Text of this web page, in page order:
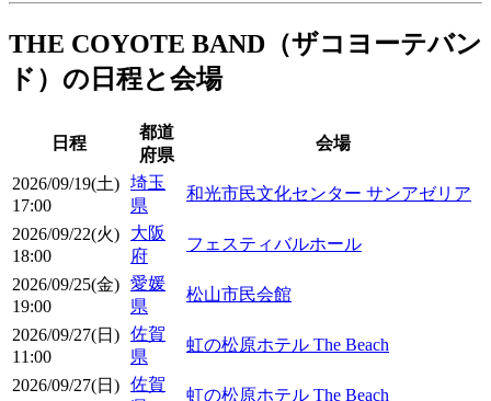
THE COYOTE BAND（ザコヨーテバン
ド）の日程と会場
日程
都道
府県
会場
2026/09/19(土)
17:00
埼玉
県
和光市民文化センター サンアゼリア
2026/09/22(火)
18:00
大阪
府
フェスティバルホール
2026/09/25(金)
19:00
愛媛
県
松山市民会館
2026/09/27(日)
11:00
佐賀
県
虹の松原ホテル The Beach
2026/09/27(日) 佐賀
虹の松原ホテル The Beach